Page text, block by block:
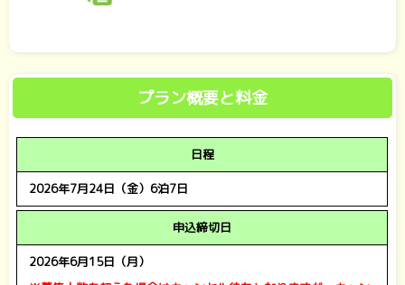
プラン概要と料金
日程
2026年7月24日（金）6泊7日
申込締切日
2026年6月15日（月）